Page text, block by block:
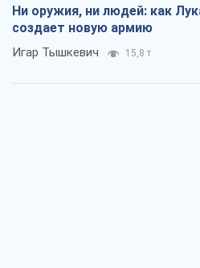
Ни оружия, ни людей: как
создает новую армию
Игар Тышкевич 15,8 т.